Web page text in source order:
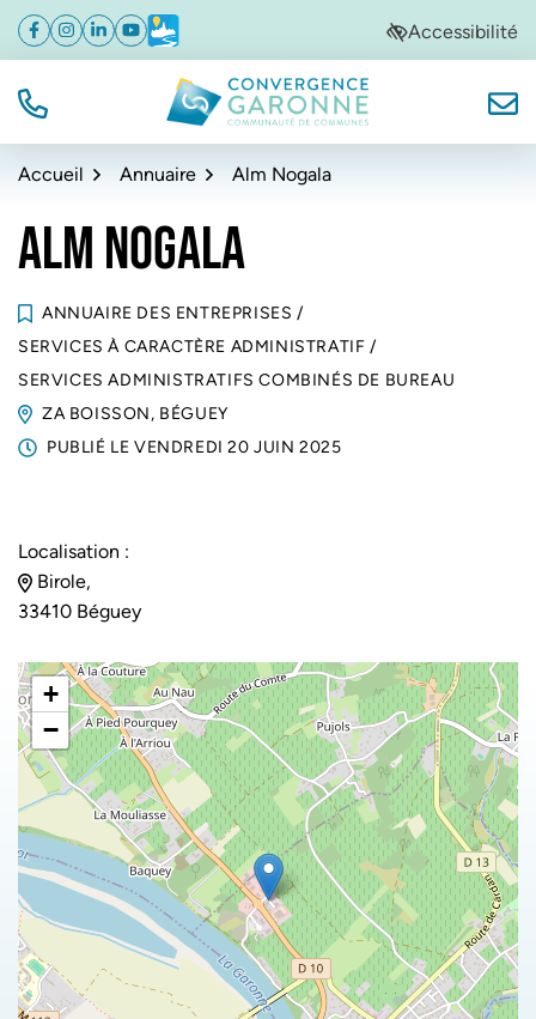
Aller
navigation
Aller
au
Aller
au
de
Facebook
(ouverture dans un nouvel onglet)
Instagram
(ouverture dans un nouvel onglet)
Linkedin
(ouverture dans un nouvel onglet)
YouTube
(ouverture dans un nouvel onglet)
Météo
(ouverture dans un nouvel onglet)Accessibilité
TÉL. Convergence Garonne
Accueil Annuaire Alm Nogala
ALM NOGALA
ANNUAIRE DES ENTREPRISES /
SERVICES À CARACTÈRE ADMINISTRATIF /
SERVICES ADMINISTRATIFS COMBINÉS DE BUREAU
ZA BOISSON, BÉGUEY
PUBLIÉ LE VENDREDI 20 JUIN 2025
Localisation :
Birole,
33410 Béguey
+
−